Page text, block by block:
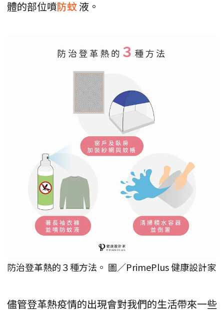
體的部位噴防蚊液。
防治登革熱的３種方法。 圖／PrimePlus 健康設計家
儘管登革熱疫情的出現會對我們的生活帶來一些